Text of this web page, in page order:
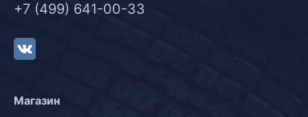
+7 (499) 641-00-33
Магазин